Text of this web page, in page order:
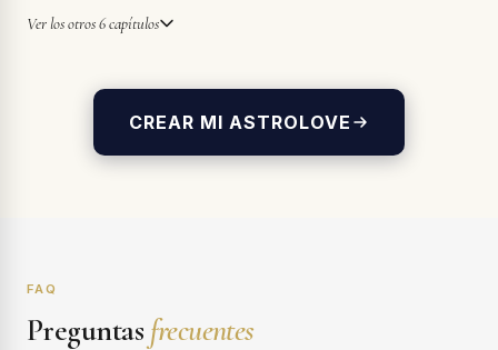
Ver los otros 6 capítulos
CREAR MI ASTROLOVE
FAQ
Preguntas frecuentes